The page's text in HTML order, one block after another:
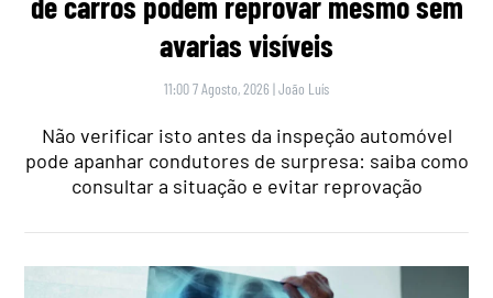
avarias visíveis
11:00 7 Agosto, 2026 |João Luís
Não verificar isto antes da inspeção automóvel
pode apanhar condutores de surpresa: saiba como
consultar a situação e evitar reprovação